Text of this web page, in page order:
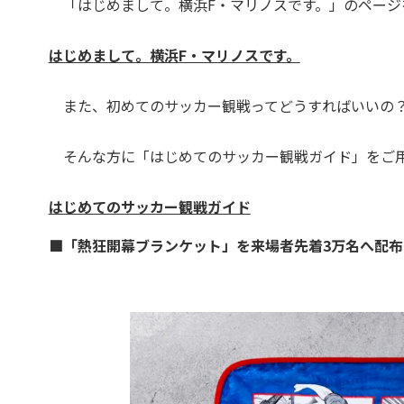
「はじめまして。横浜F・マリノスです。」のペー
はじめまして。横浜F・マリノスです。
また、初めてのサッカー観戦ってどうすればいいの
そんな方に「はじめてのサッカー観戦ガイド」を
はじめてのサッカー観戦ガイド
■「熱狂開幕ブランケット」を来場者先着3万名へ配